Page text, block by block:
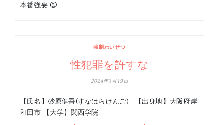
本番強要 @
強制わいせつ
性犯罪を許すな
2024年3月19日
【氏名】砂原健吾(すなはらけんご) 【出身地】大阪府岸
和田市 【大学】関西学院…